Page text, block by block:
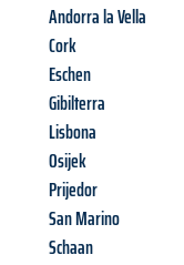
Andorra la Vella
Cork
Eschen
Gibilterra
Lisbona
Osijek
Prijedor
San Marino
Schaan